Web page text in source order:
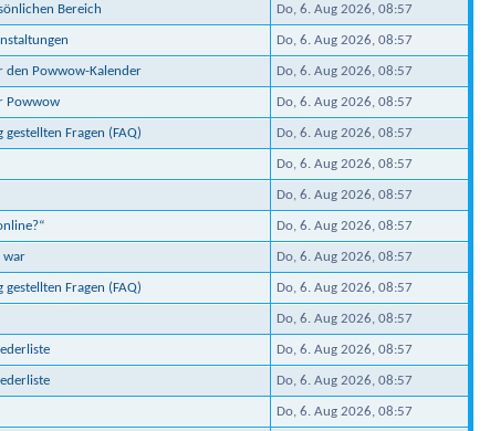
Bereich Do, 6. Aug 2026, 08:57
Do, 6. Aug 2026, 08:57
den Powwow-Kalender Do, 6. Aug 2026, 08:57
Powwow Do, 6. Aug 2026, 08:57
Fragen (FAQ) Do, 6. Aug 2026, 08:57
Do, 6. Aug 2026, 08:57
Do, 6. Aug 2026, 08:57
Do, 6. Aug 2026, 08:57
war Do, 6. Aug 2026, 08:57
Fragen (FAQ) Do, 6. Aug 2026, 08:57
Do, 6. Aug 2026, 08:57
Do, 6. Aug 2026, 08:57
Do, 6. Aug 2026, 08:57
Do, 6. Aug 2026, 08:57